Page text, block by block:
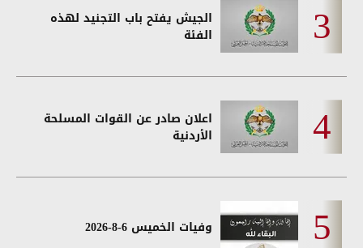
الجيش يفتح باب التجنيد لهذه
الفئة
اعلان صادر عن القوات المسلحة
الأردنية
وفيات الخميس 6-8-2026